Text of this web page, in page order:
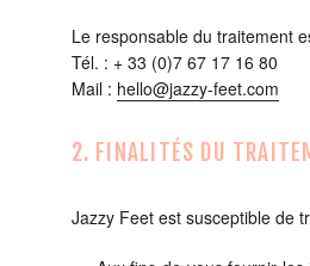
Le responsable du traitement
Tél. : + 33 (0)7 67 17 16 80
Mail : hello@jazzy-feet.com
2. FINALITÉS DU
Jazzy Feet est susceptible de